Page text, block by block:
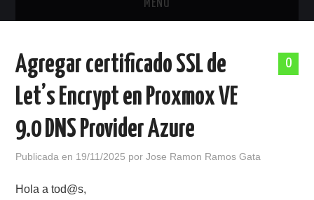
MENU
ACERCA DE
PATROCINADORES
0
Agregar certificado SSL de
Let’s Encrypt en Proxmox VE
9.0 DNS Provider Azure
Publicada en 19/11/2025 porJose Ramon Ramos Gata
Hola a tod@s,